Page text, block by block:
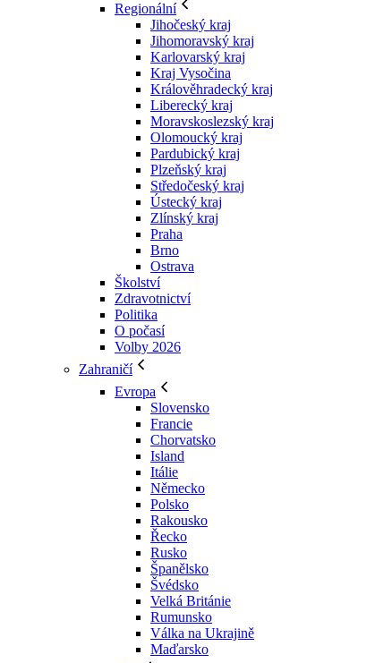
Regionální
Jihočeský kraj
Jihomoravský kraj
Karlovarský kraj
Kraj Vysočina
Králověhradecký kraj
Liberecký kraj
Moravskoslezský kraj
Olomoucký kraj
Pardubický kraj
Plzeňský kraj
Středočeský kraj
Ústecký kraj
Zlínský kraj
Praha
Brno
Ostrava
Školství
Zdravotnictví
Politika
O počasí
Volby 2026
Zahraničí
Evropa
Slovensko
Francie
Chorvatsko
Island
Itálie
Německo
Polsko
Rakousko
Řecko
Rusko
Španělsko
Švédsko
Velká Británie
Rumunsko
Válka na Ukrajině
Maďarsko